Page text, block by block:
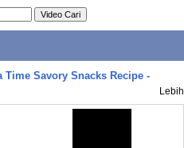
Time Savory Snacks Recipe -
Lebih